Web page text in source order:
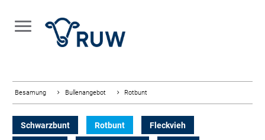
Besamung Bullenangebot Rotbunt
Schwarzbunt Rotbunt Fleckvieh